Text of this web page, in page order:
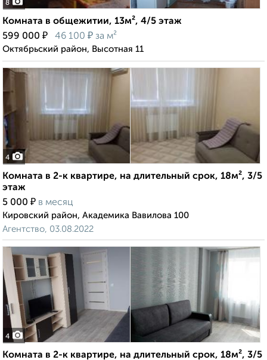
8
Комната в общежитии, 13м², 4/5 этаж
599 000 ₽ 46 100 ₽ за м²
Октябрьский район, Высотная 11
4
Комната в 2-к квартире, на длительный срок, 18м², 3/5
этаж
5 000 ₽ в месяц
Кировский район, Академика Вавилова 100
Агентство, 03.08.2022
4
Комната в 2-к квартире, на длительный срок, 18м², 3/5